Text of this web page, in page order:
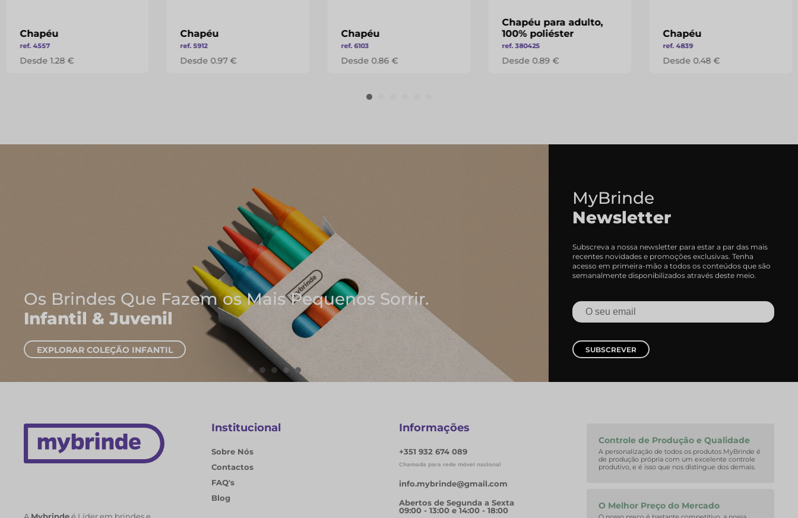
Chapéu
ref. 4557
Desde 1.28 €
Chapéu
ref. 5912
Desde 0.97 €
Chapéu
ref. 6103
Desde 0.86 €
Chapéu para adulto,
100% poliéster
ref. 380425
Desde 0.89 €
Chapéu
ref. 4839
Desde 0.48 €
Onde Nascem As Melhores Ideias
Cadernos e Blocos de Notas
EXPLORAR CADERNOS
MyBrinde
Newsletter
Subscreva a nossa newsletter para estar a par das mais
recentes novidades e promoções exclusivas. Tenha
acesso em primeira-mão a todos os conteúdos que são
semanalmente disponibilizados através deste meio.
SUBSCREVER
Institucional
Sobre Nós
Contactos
FAQ's
Blog
Informações
+351 932 674 089
Chamada para rede móvel nacional
info.mybrinde@gmail.com
Abertos de Segunda a Sexta
09:00 - 13:00 e 14:00 - 18:00
Controle de Produção e Qualidade
A personalização de todos os produtos MyBrinde é
de produção própria com um excelente controle
produtivo, e é isso que nos distingue dos demais.
O Melhor Preço do Mercado